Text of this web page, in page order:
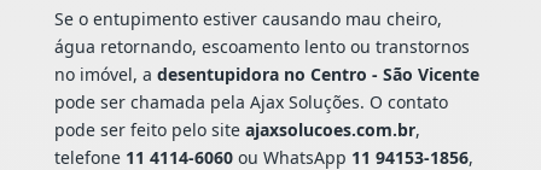
Se o entupimento estiver causando mau cheiro,
água retornando, escoamento lento ou transtornos
no imóvel, a desentupidora no Centro - São Vicente
pode ser chamada pela Ajax Soluções. O contato
pode ser feito pelo site ajaxsolucoes.com.br,
telefone 11 4114-6060ou WhatsApp 11 94153-1856,